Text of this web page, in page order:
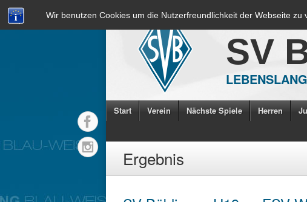
Wir benutzen Cookies um die Nutzerfreundlichkeit der Webseite zu
SV
Start Verein Nächste Spiele Herren
Ergebnis